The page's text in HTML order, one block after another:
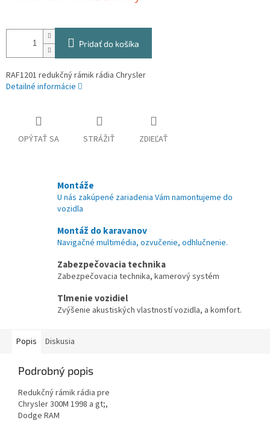
Pridať do košíka
RAF1201 redukčný rámik rádia Chrysler
Detailné informácie
OPÝTAŤ SA STRÁŽIŤ ZDIEĽAŤ
Montáže
U nás zakúpené zariadenia Vám namontujeme do
vozidla
Montáž do karavanov
Navigačné multimédia, ozvučenie, odhlučnenie.
Zabezpečovacia technika
Zabezpečovacia technika, kamerový systém
Tlmenie vozidiel
Zvýšenie akustiských vlastností vozidla, a komfort.
Popis Diskusia
Podrobný popis
Redukčný rámik rádia pre
Chrysler 300M 1998 a gt;,
Dodge RAM